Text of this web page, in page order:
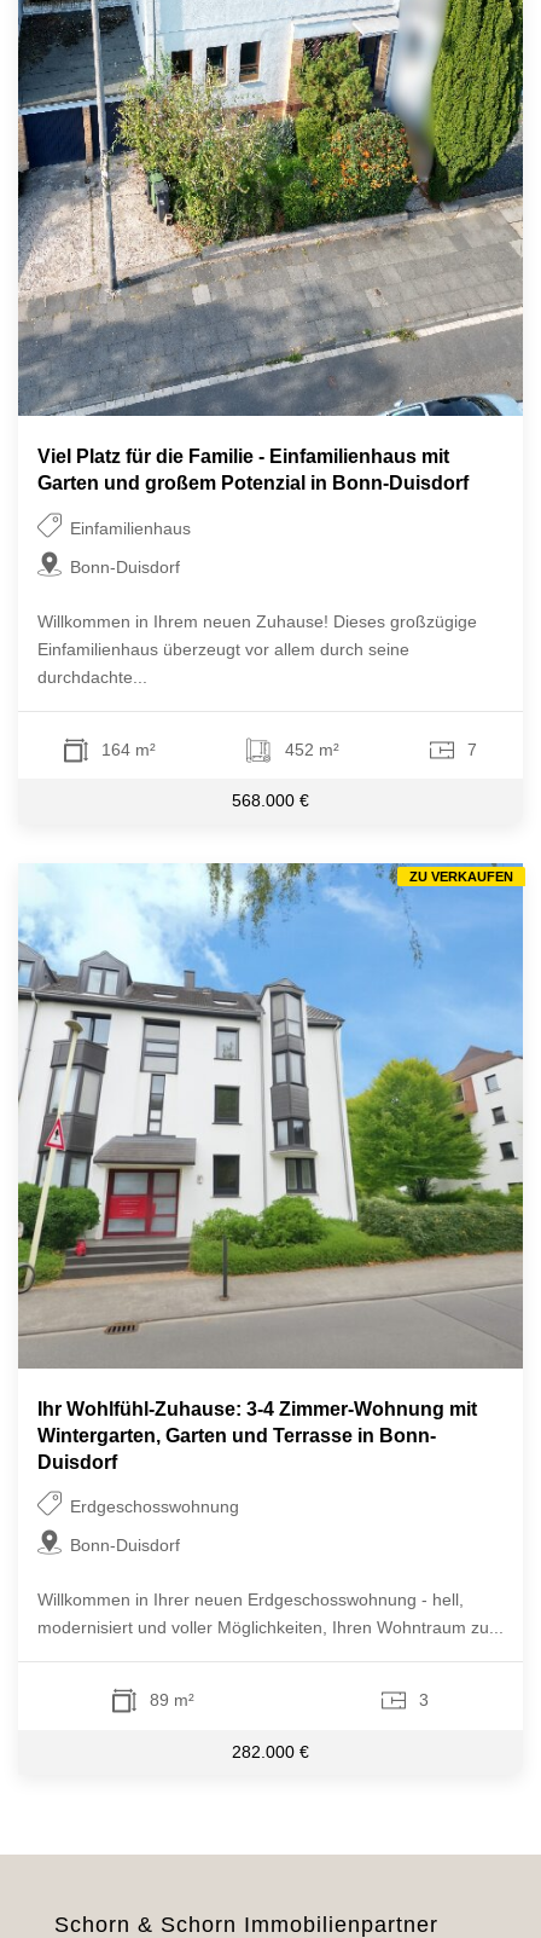
Viel Platz für die Familie - Einfamilienhaus mit
Garten und großem Potenzial in Bonn-Duisdorf
Einfamilienhaus
Bonn-Duisdorf
Willkommen in Ihrem neuen Zuhause! Dieses großzügige
Einfamilienhaus überzeugt vor allem durch seine
durchdachte...
164 m² 452 m² 7
568.000 €
Ihr Wohlfühl-Zuhause: 3-4 Zimmer-Wohnung mit
Wintergarten, Garten und Terrasse in Bonn-
Duisdorf
Erdgeschosswohnung
Bonn-Duisdorf
Willkommen in Ihrer neuen Erdgeschosswohnung - hell,
modernisiert und voller Möglichkeiten, Ihren Wohntraum zu...
89 m² 3
282.000 €
ZU VERKAUFEN
Schorn & Schorn Immobilienpartner